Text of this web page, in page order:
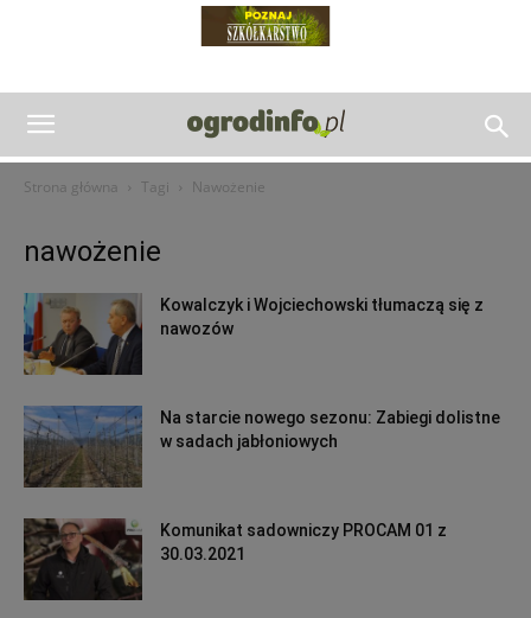
Strona główna Tagi Nawożenie
nawożenie
Kowalczyk i Wojciechowski tłumaczą się z
nawozów
Na starcie nowego sezonu: Zabiegi dolistne
w sadach jabłoniowych
Komunikat sadowniczy PROCAM 01 z
30.03.2021